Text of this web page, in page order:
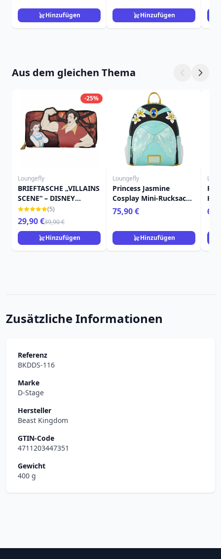
Hinzufügen Hinzufügen
Aus dem gleichen Thema
-25%
Loungefly
BRIEFTASCHE „VILLAINS
SCENE“ – DISNEY
LOUNGEFLY
(5)
29,90 €39,90 €
Hinzufügen
Loungefly
Princess Jasmine
Cosplay Mini-Rucksack
mit Lampen-Charm -
Disney Loungefly
75,90 €
Hinzufügen
Zusätzliche Informationen
Referenz
BKDDS-116
Marke
D-Stage
Hersteller
Beast Kingdom
GTIN-Code
4711203447351
Gewicht
400 g